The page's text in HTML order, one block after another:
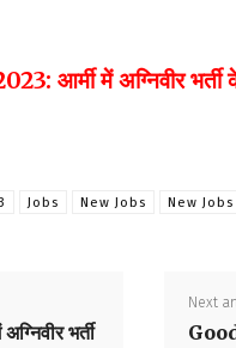
में अग्निवीर भर्ती
Jobs New Jobs New
भर्ती
Next